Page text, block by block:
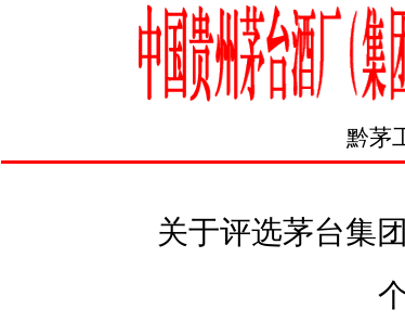
黔茅
关于评选茅台集